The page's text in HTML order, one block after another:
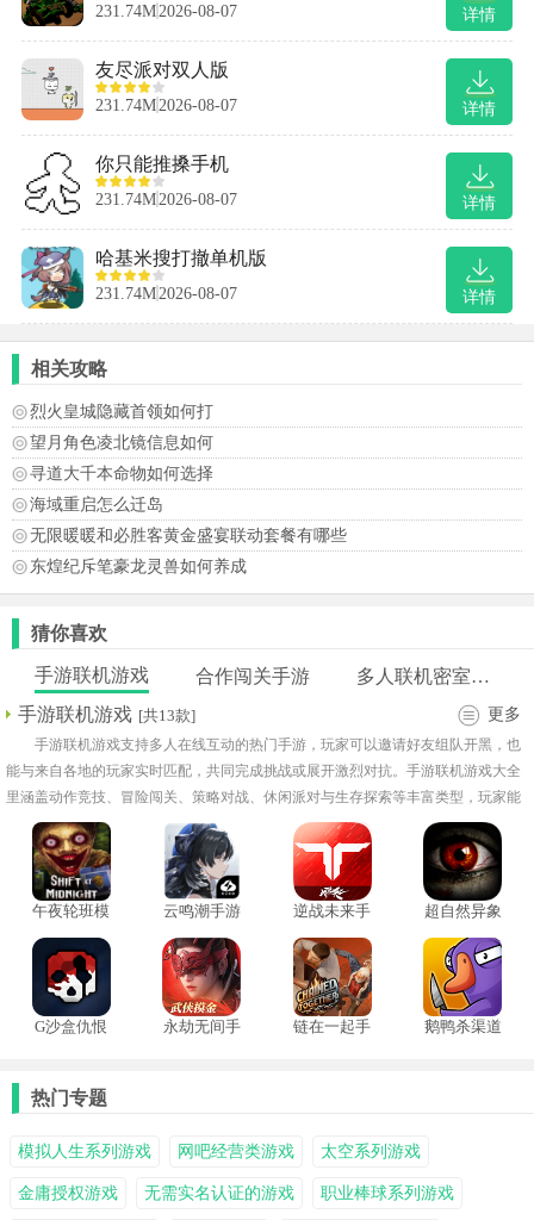
详情
231.74M 2026-08-07
详情
友尽派对双人版
231.74M 2026-08-07
详情
你只能推搡手机
231.74M 2026-08-07
详情
哈基米搜打撤单机版
231.74M 2026-08-07
相关攻略
烈火皇城隐藏首领如何打
望月角色凌北镜信息如何
寻道大千本命物如何选择
海域重启怎么迁岛
无限暖暖和必胜客黄金盛宴联动套餐有哪些
东煌纪斥笔豪龙灵兽如何养成
猜你喜欢
手游联机游戏 合作闯关手游
多人联机密室逃脱手游
手游联机游戏 [共13款] 更多
手游联机游戏支持多人在线互动的热门手游，玩家可以邀请好友组队开黑，也
能与来自各地的玩家实时匹配，共同完成挑战或展开激烈对抗。手游联机游戏大全
里涵盖动作竞技、冒险闯关、策略对战、休闲派对与生存探索等丰富类型，玩家能
够根据喜好自由选择不同模式，整体节奏丰富多变，社交氛围浓厚。
午夜轮班模
云鸣潮手游
逆战未来手
超自然异象
G沙盒仇恨
永劫无间手
链在一起手
鹅鸭杀渠道
热门专题
模拟人生系列游戏 网吧经营类游戏 太空系列游戏
金庸授权游戏 无需实名认证的游戏 职业棒球系列游戏